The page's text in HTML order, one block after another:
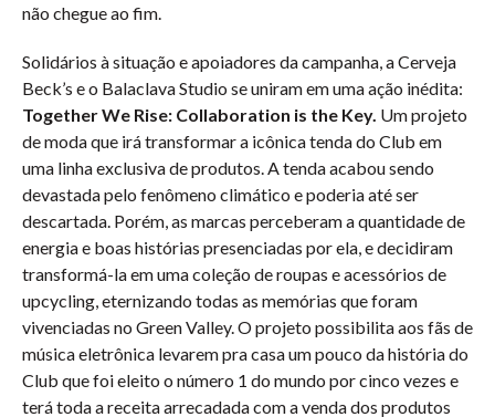
não chegue ao fim.
Solidários à situação e apoiadores da campanha, a Cerveja
Beck’s e o Balaclava Studio se uniram em uma ação inédita:
Together We Rise: Collaboration is the Key. Um projeto
de moda que irá transformar a icônica tenda do Club em
uma linha exclusiva de produtos. A tenda acabou sendo
devastada pelo fenômeno climático e poderia até ser
descartada. Porém, as marcas perceberam a quantidade de
energia e boas histórias presenciadas por ela, e decidiram
transformá-la em uma coleção de roupas e acessórios de
upcycling, eternizando todas as memórias que foram
vivenciadas no Green Valley. O projeto possibilita aos fãs de
música eletrônica levarem pra casa um pouco da história do
Club que foi eleito o número 1 do mundo por cinco vezes e
terá toda a receita arrecadada com a venda dos produtos